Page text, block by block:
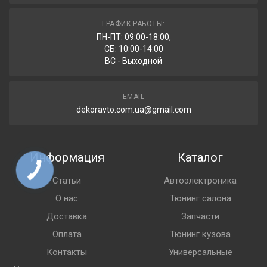
ГРАФИК РАБОТЫ:
ПН-ПТ: 09:00-18:00,
СБ: 10:00-14:00
ВС - Выходной
EMAIL
dekoravto.com.ua@gmail.com
Информация
Статьи
О нас
Доставка
Оплата
Контакты
Каталог
Автоэлектроника
Тюнинг салона
Запчасти
Тюнинг кузова
Универсальные